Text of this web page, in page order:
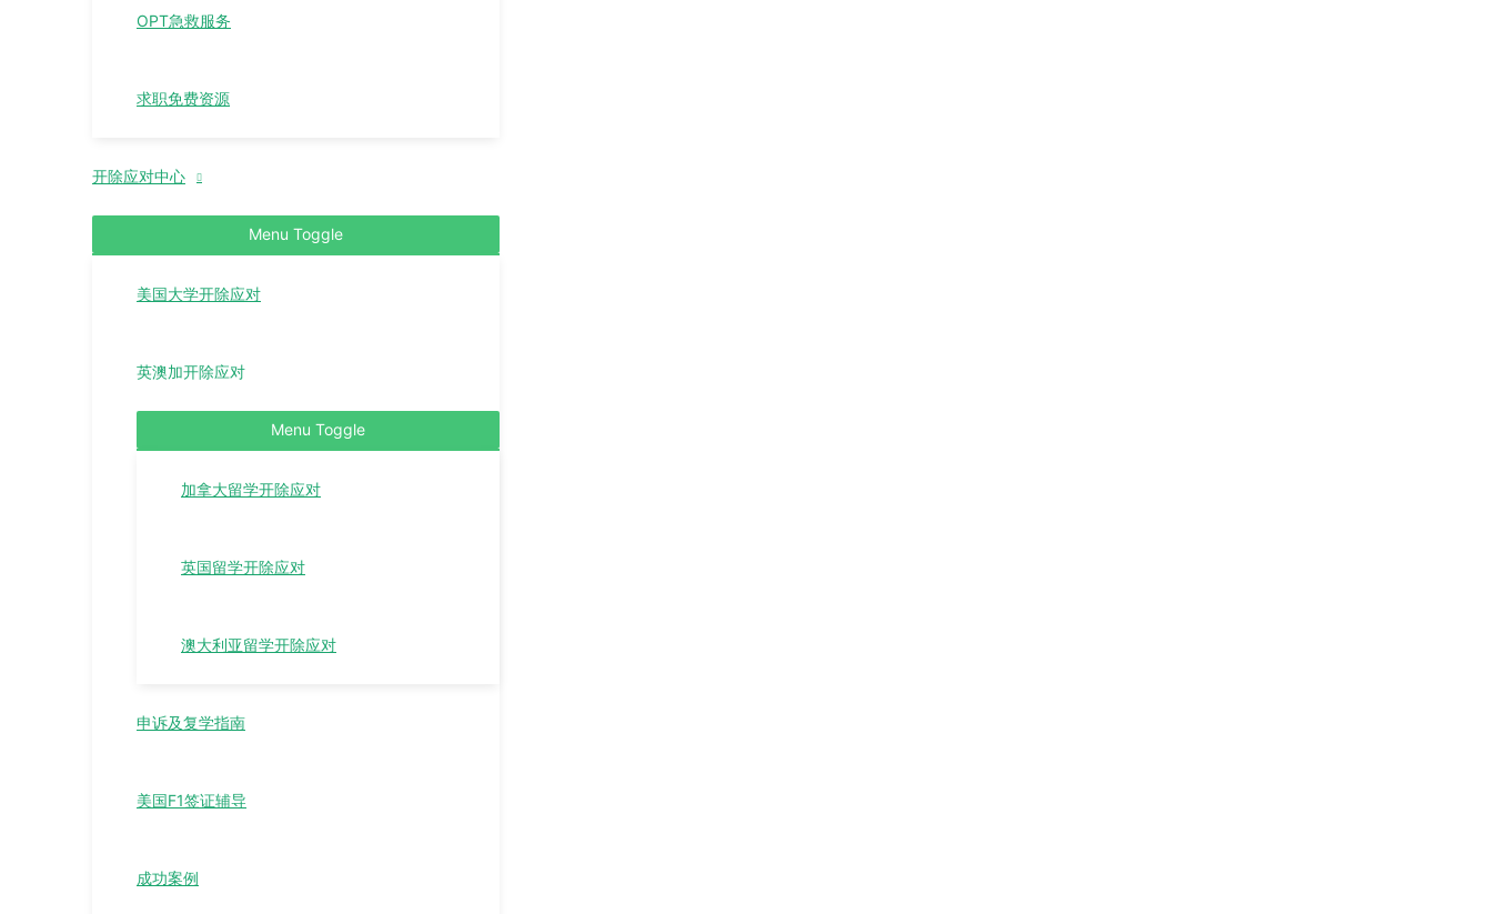
OPT急救服务
求职免费资源
开除应对中心
Menu Toggle
美国大学开除应对
英澳加开除应对
Menu Toggle
加拿大留学开除应对
英国留学开除应对
澳大利亚留学开除应对
申诉及复学指南
美国F1签证辅导
成功案例